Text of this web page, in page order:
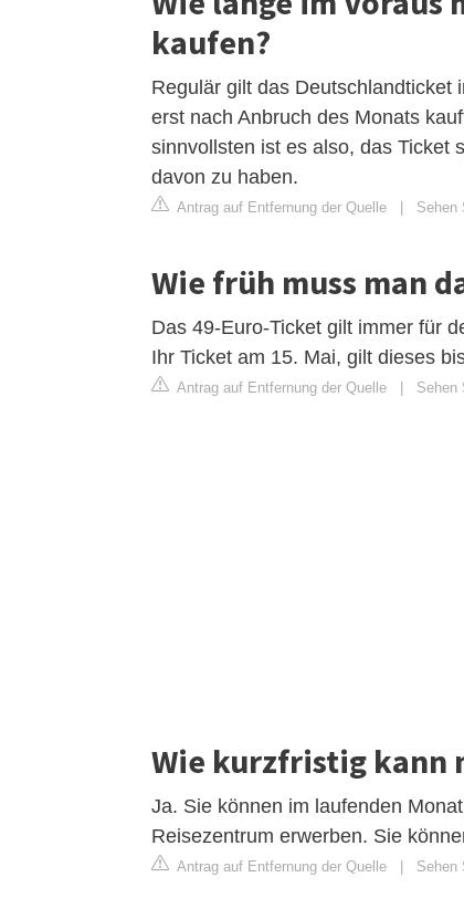
kaufen?
Regulär gilt das Deutschlandticket
erst nach Anbruch des Monats
sinnvollsten ist es also, das Ticket
davon zu haben.
Antrag auf Entfernung der Quelle Sehen
Wie früh muss man
Das 49-Euro-Ticket gilt immer für
Ihr Ticket am 15. Mai, gilt dieses
Antrag auf Entfernung der Quelle Sehen
Wie kurzfristig kann
Ja. Sie können im laufenden
Reisezentrum erwerben. Sie
Antrag auf Entfernung der Quelle Sehen